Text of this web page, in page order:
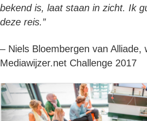
bekend is, laat staan in zicht. Ik
deze reis.”
– Niels Bloembergen van Alliade,
Mediawijzer.net Challenge 2017